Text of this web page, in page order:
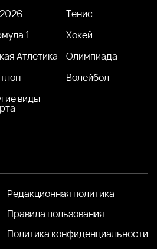
Тенис
1
Хокей
Атлетика
Олимпиада
Волейбол
виды
Редакционная политика
Правила пользования
Политика конфиденциальности